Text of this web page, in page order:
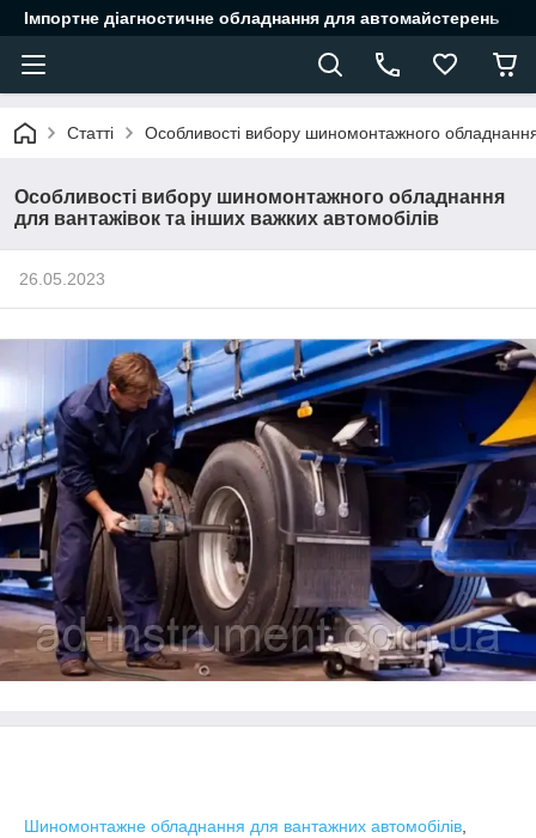
Імпортне діагностичне обладнання для автомайстерень
Статті Особливості вибору шиномонтажного
Особливості вибору шиномонтажного обладнання
для вантажівок та інших важких автомобілів
26.05.2023
Шиномонтажне обладнання для вантажних автомобілів